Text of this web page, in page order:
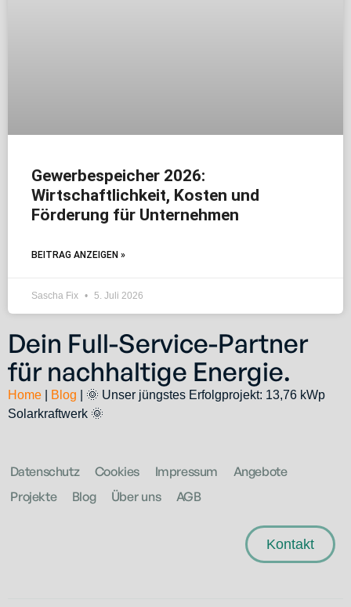
Gewerbespeicher 2026:
Wirtschaftlichkeit, Kosten und
Förderung für Unternehmen
BEITRAG ANZEIGEN »
Sascha Fix 5. Juli 2026
Dein Full-Service-Partner
für nachhaltige Energie.
Home Blog
🌞 Unser jüngstes Erfolgprojekt: 13,76 kWp
Solarkraftwerk 🌞
Datenschutz Cookies Impressum
Angebote
Projekte
Blog Über uns AGB
Kontakt